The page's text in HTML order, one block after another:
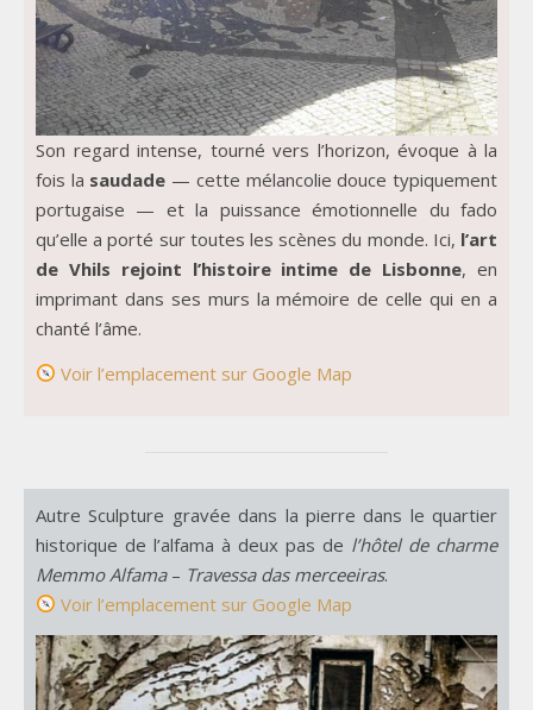
Son regard intense, tourné vers l’horizon, évoque à la
fois la saudade — cette mélancolie douce typiquement
portugaise — et la puissance émotionnelle du fado
qu’elle a porté sur toutes les scènes du monde. Ici, l’art
de Vhils rejoint l’histoire intime de Lisbonne, en
imprimant dans ses murs la mémoire de celle qui en a
chanté l’âme.
Voir l’emplacement sur Google Map
Autre Sculpture gravée dans la pierre dans le quartier
historique de l’alfama à deux pas de l’hôtel de charme
Memmo Alfama– Travessa das merceeiras.
Voir l’emplacement sur Google Map